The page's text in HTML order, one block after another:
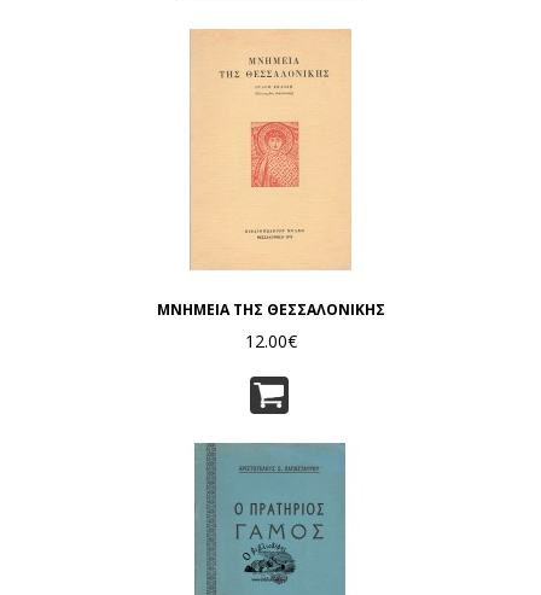
ΜΝΗΜΕΙΑ ΤΗΣ ΘΕΣΣΑΛΟΝΙΚΗΣ
12.00€